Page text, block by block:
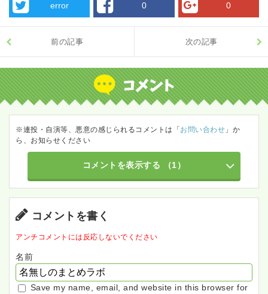
error 0 0
前の記事 次の記事
※連投・自演等、悪意の感じられるコメントは「 お問い合わせ 」か
ら、お知らせください
コメントを表示する （1）
コメントを書く
アンチコメントには反応しないでください
名前
Save my name, email, and website in this browser for